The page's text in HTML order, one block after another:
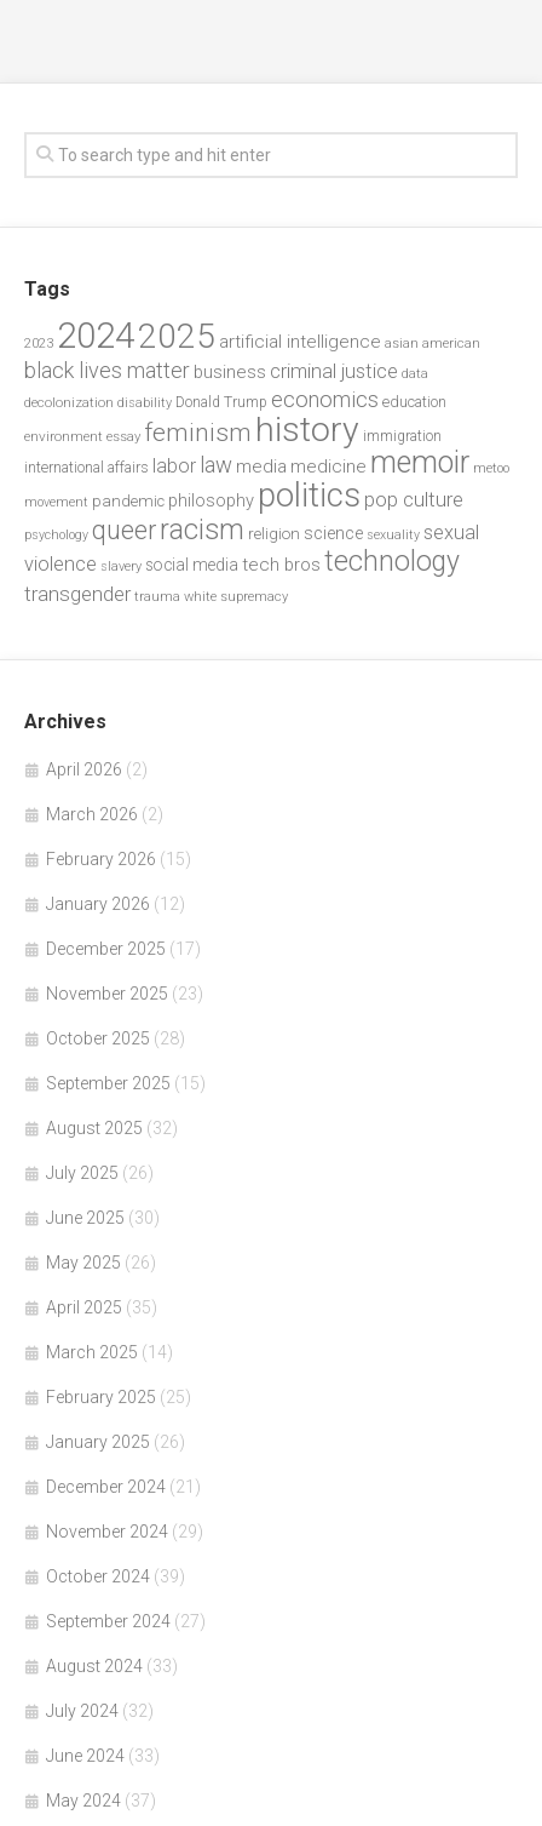
Tags
2023 20242025 artificial intelligence asian american
black lives matter business criminal justice data
decolonization disability Donald Trump economics education
environment essay feminism history immigration
international affairs labor law media medicine memoir metoo
movement pandemic philosophy politics pop culture
psychology queerracism religion science sexuality sexual
violence slavery social media tech bros technology
transgender trauma white supremacy
Archives
April 2026 (2)
March 2026 (2)
February 2026 (15)
January 2026 (12)
December 2025 (17)
November 2025 (23)
October 2025 (28)
September 2025 (15)
August 2025 (32)
July 2025 (26)
June 2025 (30)
May 2025 (26)
April 2025 (35)
March 2025 (14)
February 2025 (25)
January 2025 (26)
December 2024 (21)
November 2024 (29)
October 2024 (39)
September 2024 (27)
August 2024 (33)
July 2024 (32)
June 2024 (33)
May 2024 (37)